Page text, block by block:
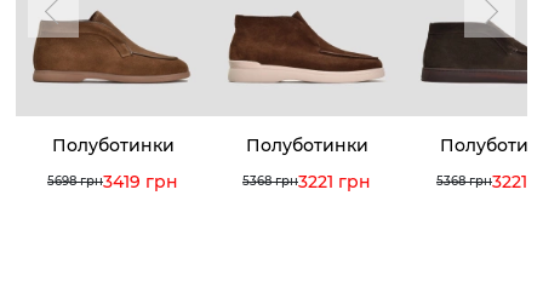
Полуботинки
5698 грн3419 грн
Полуботинки
5368 грн3221 грн 5368 грн3221